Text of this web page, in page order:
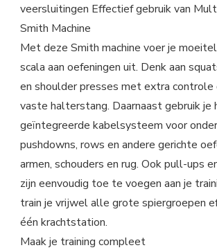
veersluitingen Effectief gebruik van
Smith Machine
Met deze Smith machine voer je
scala aan oefeningen uit. Denk aan
en shoulder presses met extra controle
vaste halterstang. Daarnaast gebruik je
geïntegreerde kabelsysteem voor
pushdowns, rows en andere gerichte
armen, schouders en rug. Ook pull-ups
zijn eenvoudig toe te voegen aan je
train je vrijwel alle grote spiergroepen
één krachtstation.
Maak je training compleet